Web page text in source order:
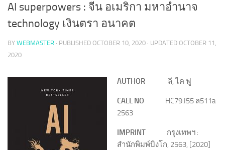
AI superpowers : จีน อเมริกา มหาอำนาจ
technology เงินตรา อนาคต
BY WEBMASTER · PUBLISHED OCTOBER 10, 2020 · UPDATED OCTOBER 11,
2020
AUTHOR ลี, ไค ฟู
CALL NO HC79.I55 ล511a
2563
IMPRINT กรุงเทพฯ :
สำนักพิมพ์บิงโก, 2563, ‪[2020]